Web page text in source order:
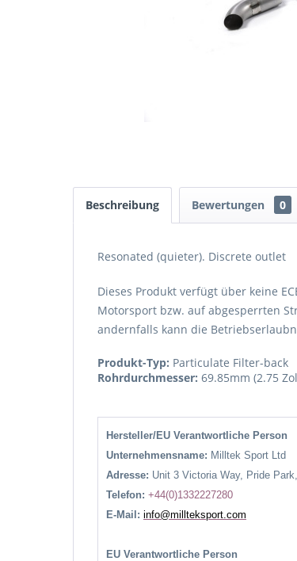
Beschreibung Bewertungen 0
Resonated (quieter). Discrete outlet
Dieses Produkt verfügt über keine
Motorsport bzw. auf abgesperrten
andernfalls kann die
Produkt-Typ: Particulate Filter-back
Rohrdurchmesser: 69.85mm (2.75
Hersteller/EU Verantwortliche Person
Unternehmensname: Milltek Sport Ltd
Adresse: Unit 3 Victoria Way, Pride
Telefon: +44(0)1332227280
E-Mail: info@millteksport.com
EU Verantwortliche Person